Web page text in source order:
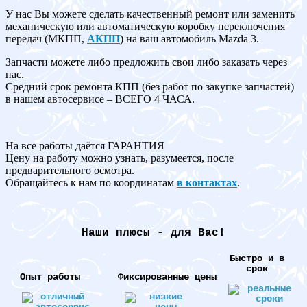
У нас Вы можете сделать качественный ремонт или заменить
механическую или автоматическую коробку переключения
передач (МКПП, АКПП) на ваш автомобиль Mazda 3.
Запчасти можете либо предложить свои либо заказать через
нас.
Средний срок ремонта КПП (без работ по закупке запчастей)
в нашем автосервисе – ВСЕГО 4 ЧАСА.
На все работы даётся ГАРАНТИЯ
Цену на работу можно узнать, разумеется, после
предварительного осмотра.
Обращайтесь к нам по координатам в контактах.
Наши плюсы - для Вас!
Опыт работы Фиксированные цены
Быстро и в
срок